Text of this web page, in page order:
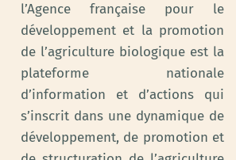
l’Agence française pour le
développement et la promotion
de l’agriculture biologique est la
plateforme nationale
d’information et d’actions qui
s’inscrit dans une dynamique de
développement, de promotion et